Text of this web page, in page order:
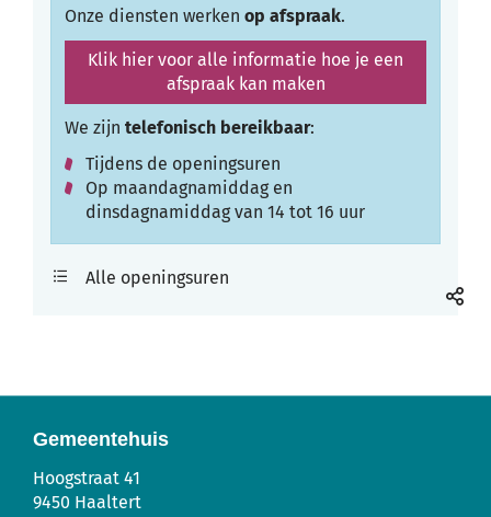
Onze diensten werken op afspraak.
Klik hier voor alle informatie hoe je een
afspraak kan maken
We zijn telefonisch bereikbaar:
Tijdens de openingsuren
Op maandagnamiddag en
dinsdagnamiddag van 14 tot 16 uur
Alle openingsuren
Gemeentehuis
Gemeentehuis
Adres
Hoogstraat 41
9450 Haaltert
Tel.
E-
mail